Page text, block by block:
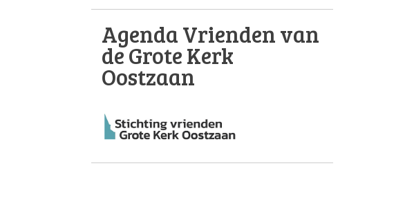
Agenda Vrienden van
de Grote Kerk
Oostzaan